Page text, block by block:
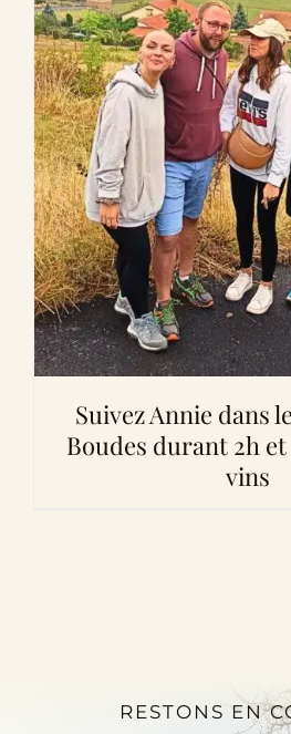
Suivez Annie dans
Boudes durant 2h et
vins
RESTONS EN